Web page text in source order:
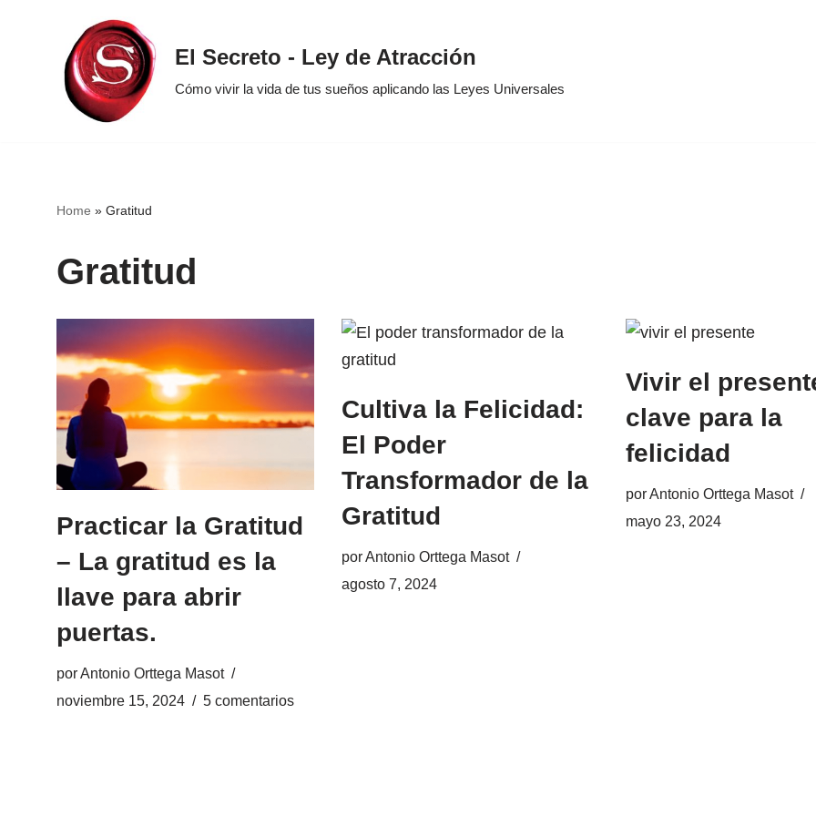
contenido
El Secreto - Ley de Atracción
Cómo vivir la vida de tus sueños aplicando las Leyes Universales
Home » Gratitud
Gratitud
Practicar la Gratitud
– La gratitud es la
llave para abrir
puertas.
porAntonio Orttega Masot
noviembre 15, 2024
5 comentarios
Cultiva la Felicidad:
El Poder
Transformador de la
Gratitud
porAntonio Orttega Masot
agosto 7, 2024
Vivir el
clave para la
felicidad
porAntonio Orttega Masot
mayo 23, 2024